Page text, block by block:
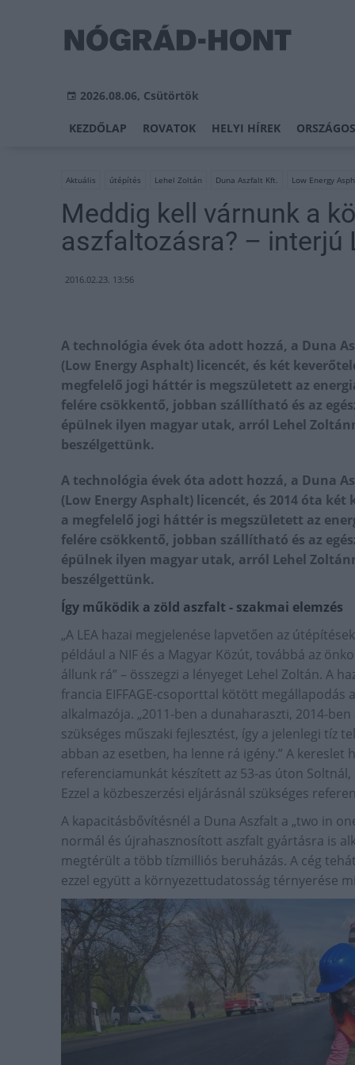
2026.08.06, Csütörtök
KEZDŐLAP ROVATOK HELYI HÍREK
Aktuális útépítés Lehel Zoltán Duna Aszfalt Kft. Low Energy
Meddig kell várnunk a
aszfaltozásra? – interjú
2016.02.23. 13:56
A technológia évek óta adott hozzá, a Duna
(Low Energy Asphalt) licencét, és két
megfelelő jogi háttér is megszületett az
felére csökkentő, jobban szállítható és az
épülnek ilyen magyar utak, arról Lehel
beszélgettünk.
A technológia évek óta adott hozzá, a Duna
(Low Energy Asphalt) licencét, és 2014 óta
a megfelelő jogi háttér is megszületett az
felére csökkentő, jobban szállítható és az
épülnek ilyen magyar utak, arról Lehel
beszélgettünk.
Így működik a zöld aszfalt - szakmai elemzés
„A LEA hazai megjelenése lapvetően az
például a NIF és a Magyar Közút, továbbá az
állunk rá” – összegzi a lényeget Lehel Zoltán. A
francia EIFFAGE-csoporttal kötött megállapodás
alkalmazója. „2011-ben a dunaharaszti, 2014-
szükséges műszaki fejlesztést, így a jelenlegi tíz
abban az esetben, ha lenne rá igény.” A kereslet
referenciamunkát készített az 53-as úton
Ezzel a közbeszerzési eljárásnál szükséges
A kapacitásbővítésnél a Duna Aszfalt a „two in
normál és újrahasznosított aszfalt gyártásra is
megtérült a több tízmilliós beruházás. A cég
ezzel együtt a környezettudatosság térnyerése